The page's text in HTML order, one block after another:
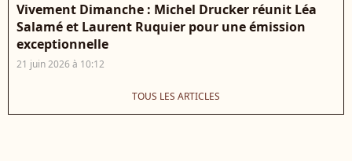
Vivement Dimanche : Michel Drucker réunit Léa
Salamé et Laurent Ruquier pour une émission
exceptionnelle
21 juin 2026 à 10:12
TOUS LES ARTICLES